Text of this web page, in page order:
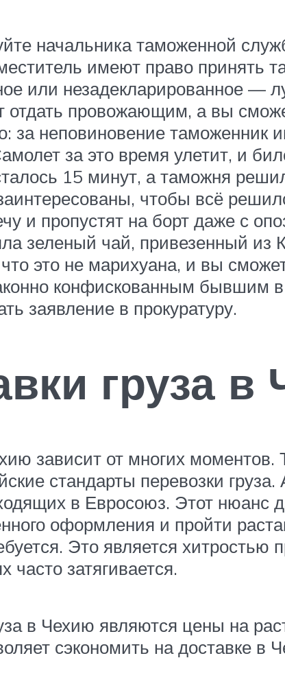
начальника таможенной
имеют право принять
или незадекларированное —
отдать провожающим, а вы
за неповиновение таможенник
за это время улетит, и
15 минут, а таможня
чтобы всё
и пропустят на борт даже с
зеленый чай, привезенный из
это не марихуана, и вы
конфискованным
заявление в прокуратуру.
груза в
зависит от многих
стандарты перевозки
в Евросоюз. Этот нюанс
оформления и пройти
Это является хитростью
затягивается.
в Чехию являются цены на
сэкономить на доставке в